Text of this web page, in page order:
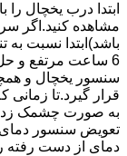
ابتدا درب یخچال را
مشاهده کنید.اگر
باشد)ابتدا نسبت به
6 ساعت مرتفع و
سنسور یخچال و
قرار گیرد.تا
به صورت چشمک زدن
دمای از دست رفته